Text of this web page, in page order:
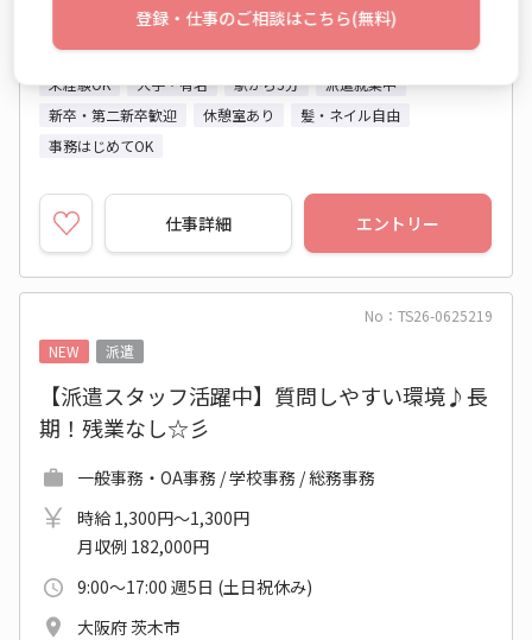
未経験OK 大手・有名 駅から5分
派遣就業中
新卒・第二新卒歓迎
休憩室あり
髪・ネイル自由
事務はじめてOK
仕事詳細 エントリー
No：TS26-0625219
NEW
派遣
【派遣スタッフ活躍中】質問しやすい環境♪長
期！残業なし☆彡
一般事務・OA事務 / 学校事務 / 総務事務
時給 1,300円～1,300円
月収例 182,000円
9:00～17:00 週5日 (土日祝休み)
大阪府 茨木市
登録・仕事のご相談はこちら(無料)